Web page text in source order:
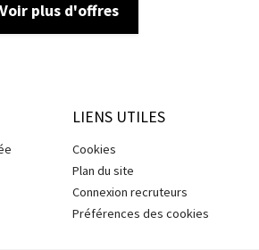
Voir plus d'offres
LIENS UTILES
Cookies
Plan du site
Connexion recruteurs
Préférences des cookies